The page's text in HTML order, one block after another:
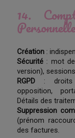
14.
Création :
Sécurité : mot
version),
RGPD : droits
opposition,
Détails des
Suppression
(prénom
des factures.